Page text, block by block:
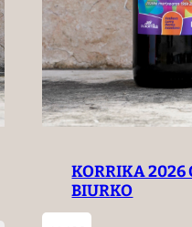
KORRIKA 2026
BIURKO